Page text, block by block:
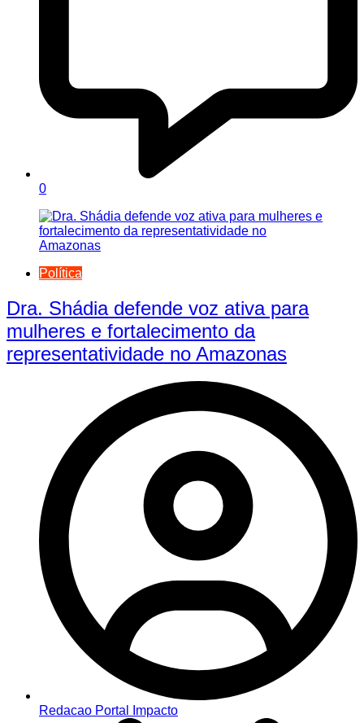
0
Política
Dra. Shádia defende voz ativa para
mulheres e fortalecimento da
representatividade no Amazonas
Redacao Portal Impacto